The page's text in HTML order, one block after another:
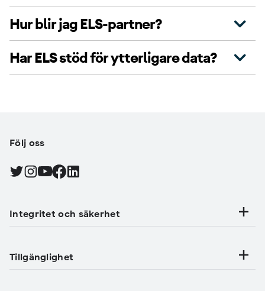
Hur blir jag ELS-partner?
Har ELS stöd för ytterligare data?
Följ oss
Find Android on Twitter, Öppna i ny flik
Find Android on Instagram, Öppna i ny flik
Find Android on YouTube, Öppna i ny flik
Find Android on Facebook, Öppna i ny flik
Find Android on LinkedIn, Öppna i ny flik
Integritet och säkerhet
Tillgänglighet